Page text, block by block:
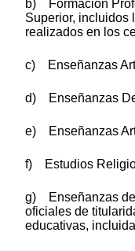
b) Formación
Superior, incluidos
realizados en los
c) Enseñanzas
d) Enseñanzas
e) Enseñanzas
f) Estudios
g) Enseñanzas de
oficiales de
educativas,